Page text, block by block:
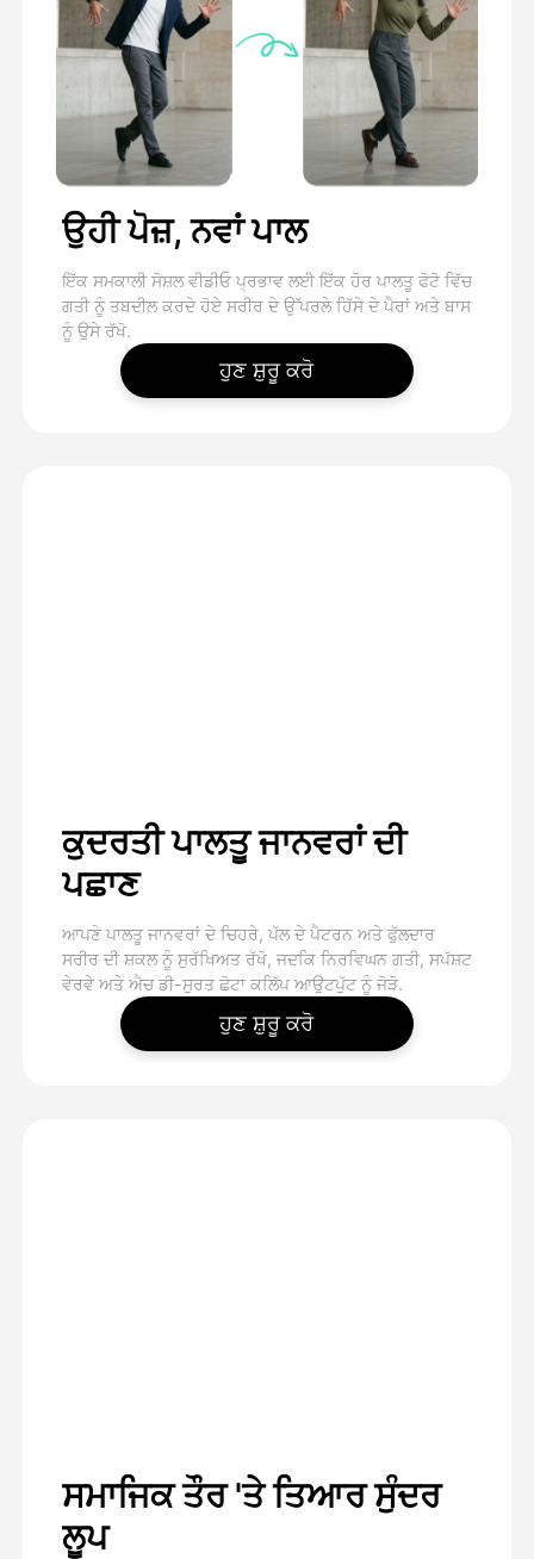
ਉਹੀ ਪੋਜ਼, ਨਵਾਂ ਪਾਲ
ਇੱਕ ਸਮਕਾਲੀ ਸੋਸ਼ਲ ਵੀਡੀਓ ਪ੍ਰਭਾਵ ਲਈ ਇੱਕ ਹੋਰ ਪਾਲਤੂ ਫੋਟੋ ਵਿੱਚ
ਗਤੀ ਨੂੰ ਤਬਦੀਲ ਕਰਦੇ ਹੋਏ ਸਰੀਰ ਦੇ ਉੱਪਰਲੇ ਹਿੱਸੇ ਦੇ ਪੈਰਾਂ ਅਤੇ ਬਾਸ
ਨੂੰ ਉਸੇ ਰੱਖੋ.
ਹੁਣ ਸ਼ੁਰੂ ਕਰੋ
ਕੁਦਰਤੀ ਪਾਲਤੂ ਜਾਨਵਰਾਂ ਦੀ
ਪਛਾਣ
ਆਪਣੇ ਪਾਲਤੂ ਜਾਨਵਰਾਂ ਦੇ ਚਿਹਰੇ, ਪੱਲ ਦੇ ਪੈਟਰਨ ਅਤੇ ਫੁੱਲਦਾਰ
ਸਰੀਰ ਦੀ ਸ਼ਕਲ ਨੂੰ ਸੁਰੱਖਿਅਤ ਰੱਖੋ, ਜਦਕਿ ਨਿਰਵਿਘਨ ਗਤੀ, ਸਪੱਸ਼ਟ
ਵੇਰਵੇ ਅਤੇ ਐਚ ਡੀ-ਸੁਰਤ ਛੋਟਾ ਕਲਿੱਪ ਆਉਟਪੁੱਟ ਨੂੰ ਜੋੜੋ.
ਹੁਣ ਸ਼ੁਰੂ ਕਰੋ
ਸਮਾਜਿਕ ਤੌਰ 'ਤੇ ਤਿਆਰ ਸੁੰਦਰ
ਲੂਪ